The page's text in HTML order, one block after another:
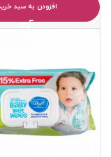
افزودن به سبد